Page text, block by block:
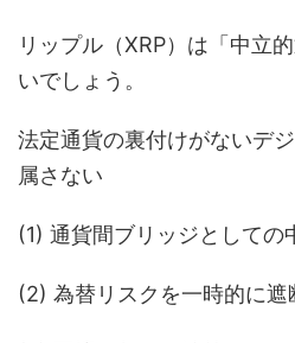
リップル（XRP）は「中立
いでしょう。
法定通貨の裏付けがないデ
属さない
(1) 通貨間ブリッジとしての
(2) 為替リスクを一時的に遮